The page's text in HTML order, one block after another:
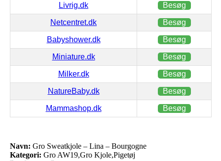
Livrig.dk Besøg
Netcentret.dk Besøg
Babyshower.dk Besøg
Miniature.dk Besøg
Milker.dk Besøg
NatureBaby.dk Besøg
Mammashop.dk Besøg
Navn: Gro Sweatkjole – Lina – Bourgogne
Kategori: Gro AW19,Gro Kjole,Pigetøj